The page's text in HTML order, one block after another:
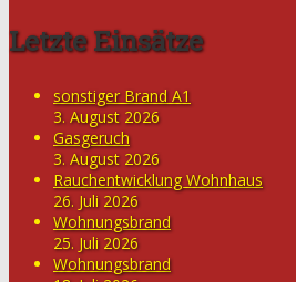
Letzte Einsätze
sonstiger Brand A1
3. August 2026
Gasgeruch
3. August 2026
Rauchentwicklung Wohnhaus
26. Juli 2026
Wohnungsbrand
25. Juli 2026
Wohnungsbrand